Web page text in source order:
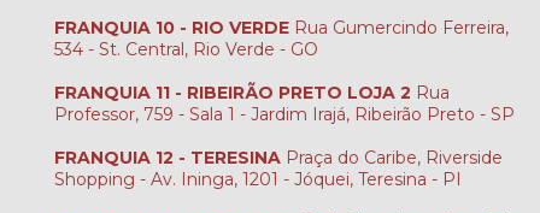
FRANQUIA 10 - RIO VERDE Rua Gumercindo Ferreira,
534 - St. Central, Rio Verde - GO
FRANQUIA 11 - RIBEIRÃO PRETO LOJA 2 Rua
Professor, 759 - Sala 1 - Jardim Irajá, Ribeirão Preto - SP
FRANQUIA 12 - TERESINA Praça do Caribe, Riverside
Shopping - Av. Ininga, 1201 - Jóquei, Teresina - PI